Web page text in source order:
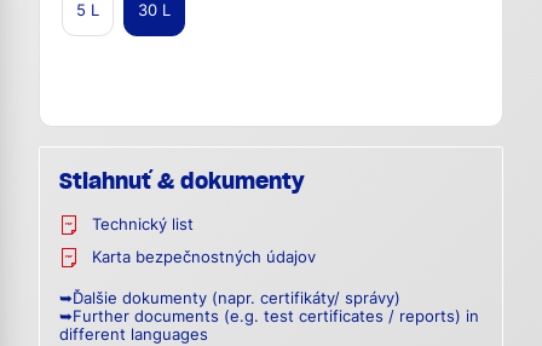
5 L 30 L
Stiahnuť & dokumenty
Technický list
Karta bezpečnostných údajov
➥Ďalšie dokumenty (napr. certifikáty/ správy)
➥Further documents (e.g. test certificates / reports) in
different languages